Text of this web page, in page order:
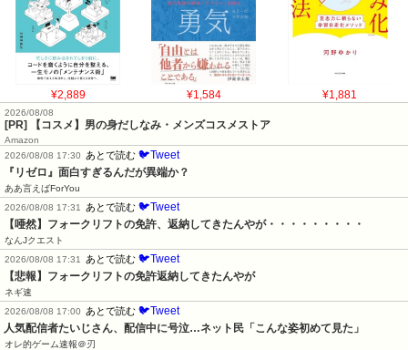
¥2,889 ¥1,584 ¥1,881
2026/08/08
[PR] 【コスメ】男の身だしなみ・メンズコスメストア
Amazon
2026/08/08 17:30
あとで読む 🐦Tweet
『リゼロ』面白すぎるんだが異端か？
ああ言えばForYou
2026/08/08 17:31
あとで読む 🐦Tweet
【唖然】フォークリフトの免許、返納してきたんやが・・・・・・・・・
なんJクエスト
2026/08/08 17:31
あとで読む 🐦Tweet
【悲報】フォークリフトの免許返納してきたんやが
ネギ速
2026/08/08 17:00
あとで読む 🐦Tweet
人気配信者たいじさん、配信中に号泣…ネット民「こんな姿初めて見た」
オレ的ゲーム速報＠刃